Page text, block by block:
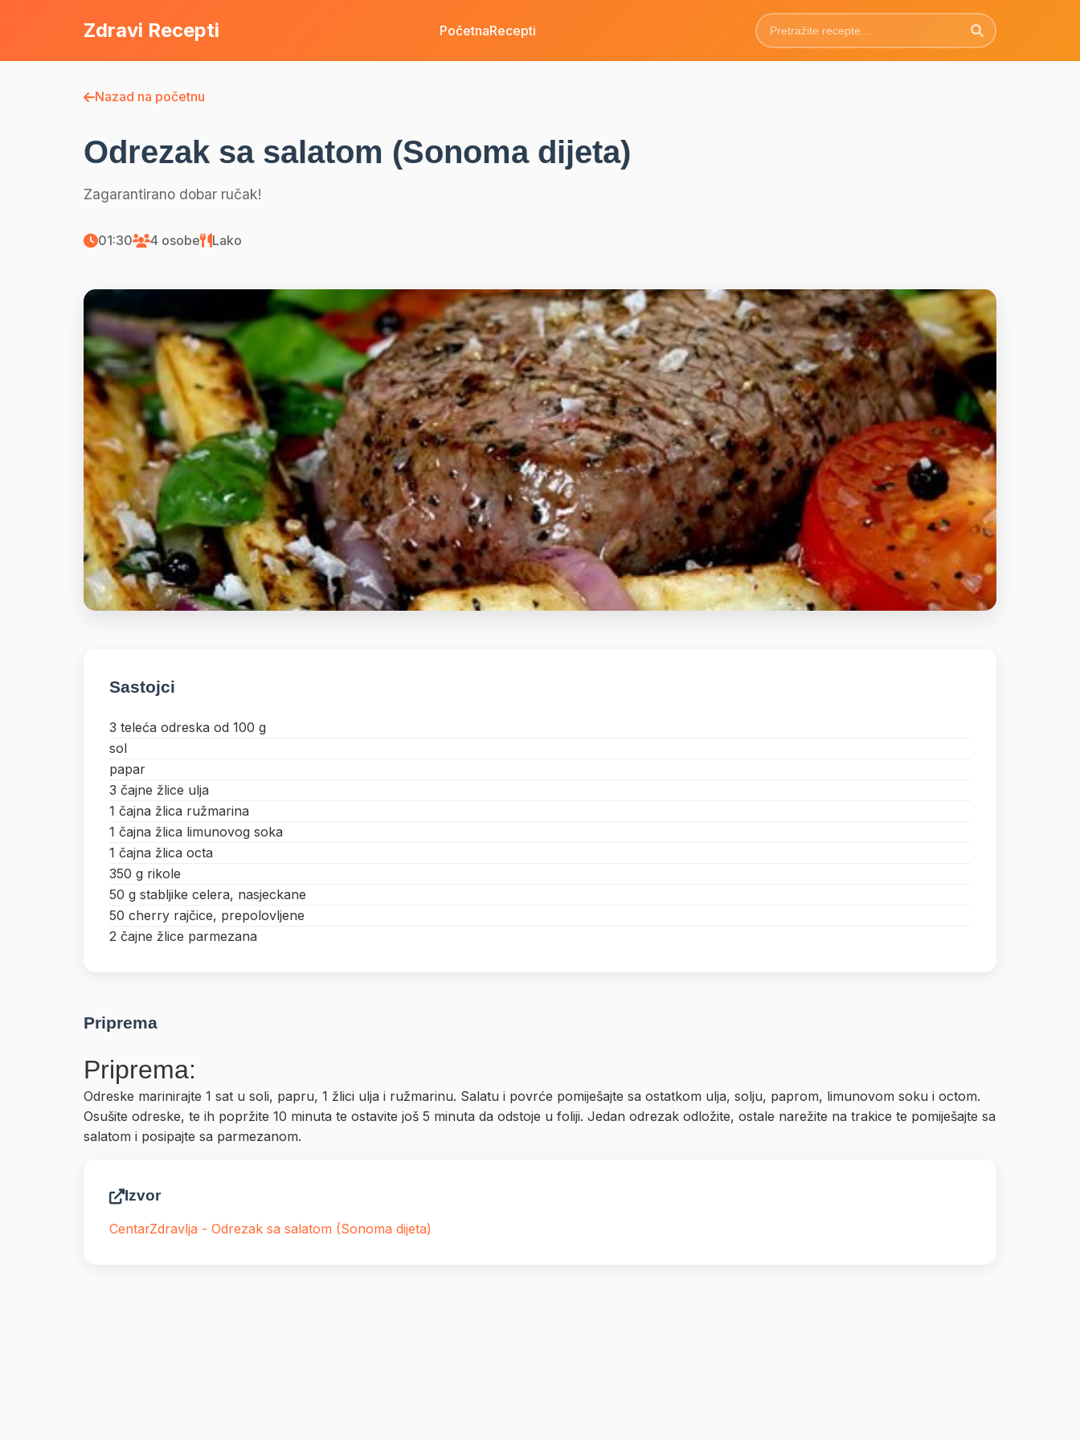
Zdravi Recepti PočetnaRecepti
Nazad na početnu
Odrezak sa salatom (Sonoma dijeta)
Zagarantirano dobar ručak!
01:30 4 osobe Lako
Sastojci
3 teleća odreska od 100 g
sol
papar
3 čajne žlice ulja
1 čajna žlica ružmarina
1 čajna žlica limunovog soka
1 čajna žlica octa
350 g rikole
50 g stabljike celera, nasjeckane
50 cherry rajčice, prepolovljene
2 čajne žlice parmezana
Priprema
Priprema:
Odreske marinirajte 1 sat u soli, papru, 1 žlici ulja i ružmarinu. Salatu i povrće pomiješajte sa ostatkom ulja, solju, paprom, limunovom soku i octom.
Osušite odreske, te ih popržite 10 minuta te ostavite još 5 minuta da odstoje u foliji. Jedan odrezak odložite, ostale narežite na trakice te pomiješajte sa
salatom i posipajte sa parmezanom.
Izvor
CentarZdravlja - Odrezak sa salatom (Sonoma dijeta)